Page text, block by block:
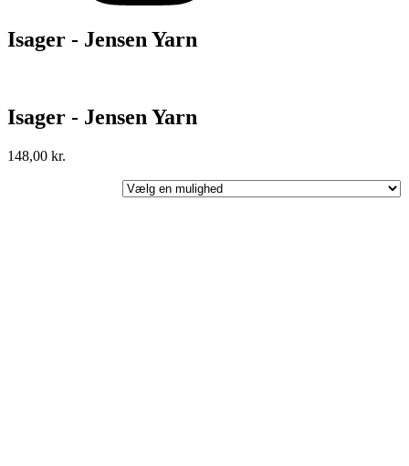
Isager - Jensen Yarn
Isager - Jensen Yarn
148,00 kr.